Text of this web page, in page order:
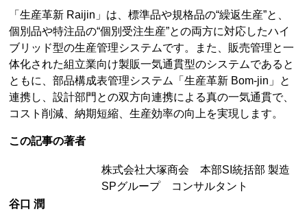
「生産革新 Raijin」は、標準品や規格品の“繰返生産”と、
個別品や特注品の“個別受注生産”との両方に対応したハイ
ブリッド型の生産管理システムです。また、販売管理と一
体化された組立業向け製販一気通貫型のシステムであると
ともに、部品構成表管理システム「生産革新 Bom-jin」と
連携し、設計部門との双方向連携による真の一気通貫で、
コスト削減、納期短縮、生産効率の向上を実現します。
この記事の著者
株式会社大塚商会 本部SI統括部 製造
SPグループ コンサルタント
谷口 潤